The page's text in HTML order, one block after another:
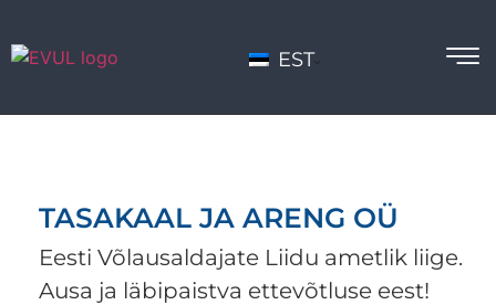
EST
TASAKAAL JA ARENG OÜ
Eesti Võlausaldajate Liidu ametlik liige.
Ausa ja läbipaistva ettevõtluse eest!